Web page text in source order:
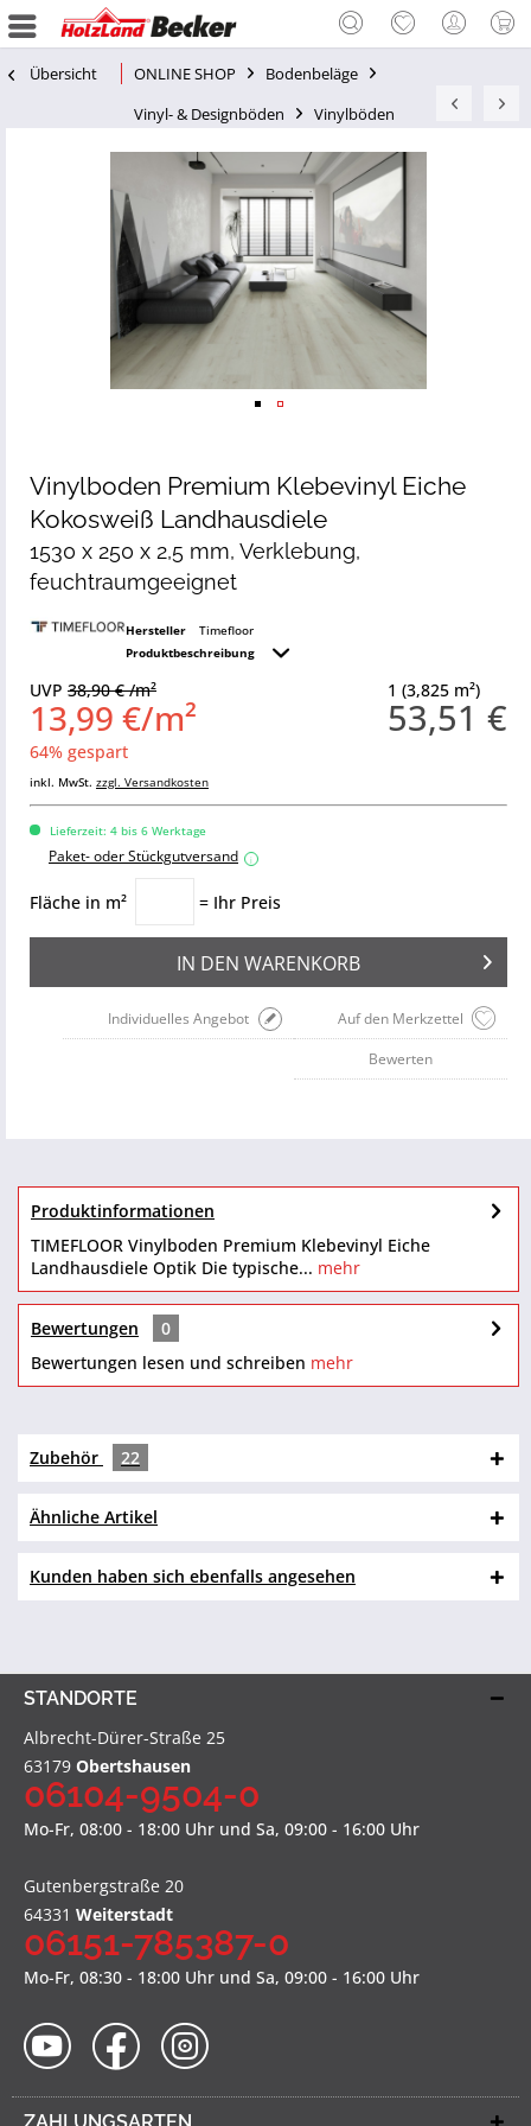
Übersicht ONLINE SHOP
Bodenbeläge
Vinyl- & Designböden
Vinylböden
Vinylboden Premium Klebevinyl Eiche
Kokosweiß Landhausdiele
1530 x 250 x 2,5 mm, Verklebung,
feuchtraumgeeignet
Hersteller
Timefloor
Produktbeschreibung
1 (3,825 m²)
53,51 €
UVP 38,90 € /m²
13,99 €/m²
64% gespart
inkl. MwSt. zzgl. Versandkosten
Lieferzeit: 4 bis 6 Werktage
Paket- oder Stückgutversand i
Fläche in m² = Ihr Preis
IN DEN WARENKORB
Auf den Merkzettel
Individuelles Angebot
Bewerten
Produktinformationen
TIMEFLOOR Vinylboden Premium Klebevinyl Eiche
Landhausdiele Optik Die typische... mehr
Bewertungen
0
Bewertungen lesen und schreiben mehr
Zubehör 22
Ähnliche Artikel
Kunden haben sich ebenfalls angesehen
STANDORTE
Albrecht-Dürer-Straße 25
63179 Obertshausen
06104-9504-0
Mo-Fr, 08:00 - 18:00 Uhr und Sa, 09:00 - 16:00 Uhr
Gutenbergstraße 20
64331 Weiterstadt
06151-785387-0
Mo-Fr, 08:30 - 18:00 Uhr und Sa, 09:00 - 16:00 Uhr